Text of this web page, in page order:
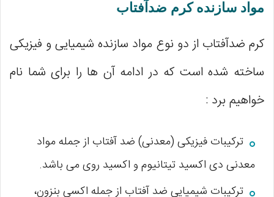
مواد سازنده کرم ضدآفتاب
کرم ضدآفتاب از دو نوع مواد سازنده شیمیایی و فیزیکی
ساخته شده است که در ادامه آن ها را برای شما نام
خواهیم برد :
ترکیبات فیزیکی (معدنی) ضد آفتاب از جمله مواد
معدنی دی اکسید تیتانیوم و اکسید روی می باشد.
ترکیبات شیمیایی ضد آفتاب از جمله اکسی بنزون،